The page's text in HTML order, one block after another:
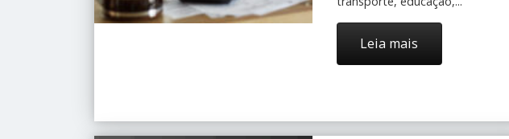
Leia mais